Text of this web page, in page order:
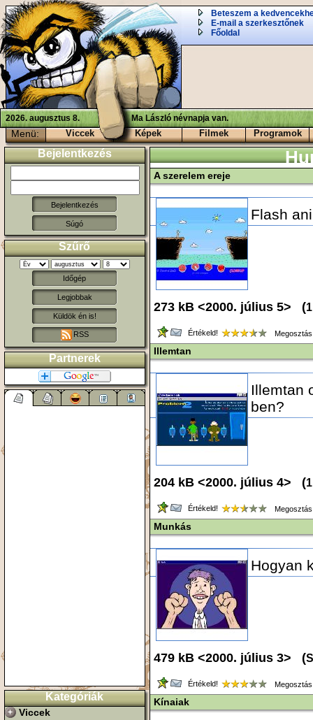
Beteszem a
E-mail a szerkesztőnek
Főoldal
2026. augusztus 8. Ma László névnapja van.
Menü: Viccek Képek Filmek Programok
Bejelentkezés
Súgó
Szűrő
Időgép
Legjobbak
Küldök én is!
RSS
Partnerek
Kategóriák
Viccek
A szerelem ereje
Flash
273 kB <2000. július 5> (
Értékeld!
Illemtan
Illemtan
ben?
204 kB <2000. július 4> (
Értékeld!
Munkás
Hogyan
479 kB <2000. július 3> (
Értékeld!
Kínaiak